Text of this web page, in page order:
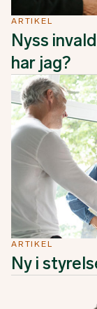
ARTIKEL
Nyss
har jag?
ARTIKEL
Ny i